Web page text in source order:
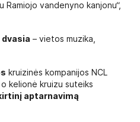
Ramiojo vandenyno kanjonu“,
– vietos muzika,
kruizinės kompanijos NCL
o kelionė kruizu suteiks
aptarnavimą